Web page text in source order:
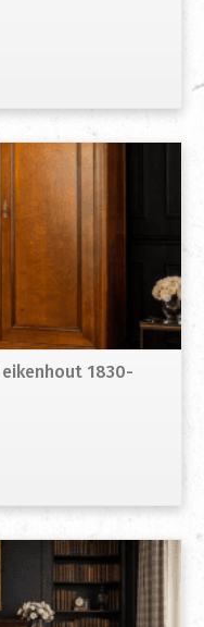
1830-